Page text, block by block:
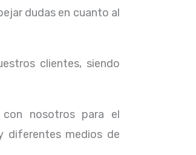
dudas en cuanto al
clientes, siendo
nosotros para el
diferentes medios de